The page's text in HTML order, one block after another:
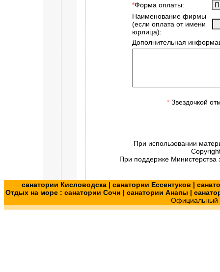
*Форма оплаты:
Наименование фирмы
(если оплата от имени
юрлица):
Дополнительная
* Звездочкой
При использовании
При поддержке Министерства
санатории Кисловодска| санатории Ессентуков |
Отдых на море : санатории Сочи | санатории Анапы |
Официальный